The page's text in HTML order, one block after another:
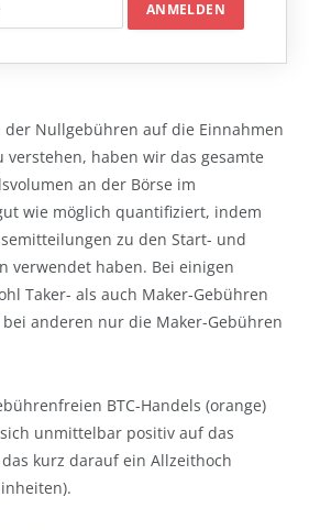
der Nullgebühren auf die Einnahmen
verstehen, haben wir das gesamte
an der Börse im
wie möglich quantifiziert, indem
zu den Start- und
verwendet haben. Bei einigen
Taker- als auch Maker-Gebühren
anderen nur die Maker-Gebühren
BTC-Handels (orange)
unmittelbar positiv auf das
kurz darauf ein Allzeithoch